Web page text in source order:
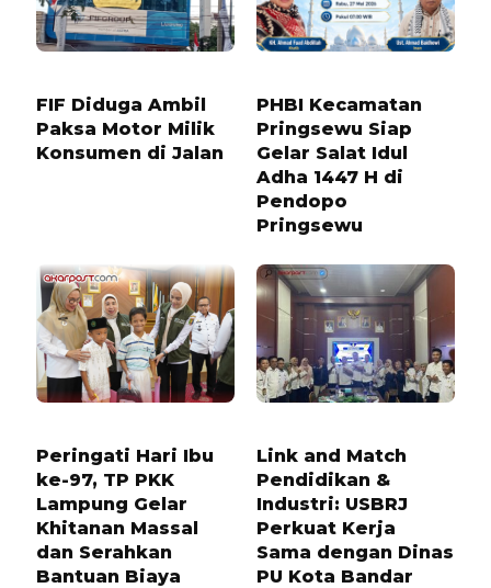
FIF Diduga Ambil
Paksa Motor Milik
Konsumen di Jalan
PHBI Kecamatan
Pringsewu Siap
Gelar Salat Idul
Adha 1447 H di
Pendopo
Pringsewu
Peringati Hari Ibu
ke-97, TP PKK
Lampung Gelar
Khitanan Massal
dan Serahkan
Bantuan Biaya
Link and Match
Pendidikan &
Industri: USBRJ
Perkuat Kerja
Sama dengan Dinas
PU Kota Bandar